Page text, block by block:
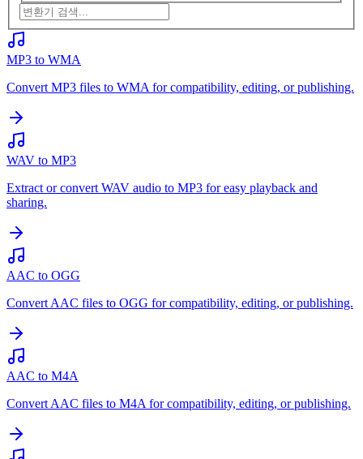
MP3 to WMA
Convert MP3 files to WMA for compatibility, editing, or publishing.
WAV to MP3
Extract or convert WAV audio to MP3 for easy playback and
sharing.
AAC to OGG
Convert AAC files to OGG for compatibility, editing, or publishing.
AAC to M4A
Convert AAC files to M4A for compatibility, editing, or publishing.